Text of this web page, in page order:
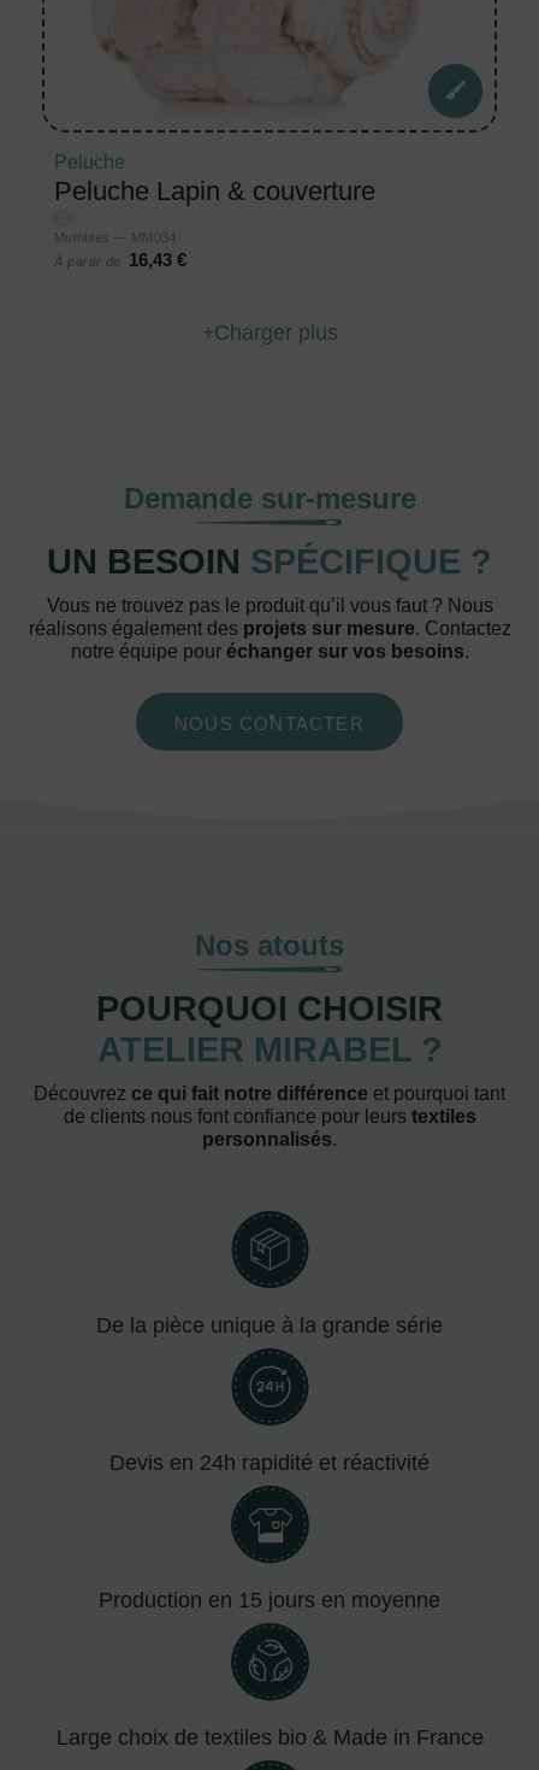
Peluche
Peluche Lapin & couverture
Mumbles — MM034
À partir de
16,43 €
Charger plus
Demande sur-mesure
UN BESOIN SPÉCIFIQUE ?
Vous ne trouvez pas le produit qu’il vous faut ? Nous
réalisons également des projets sur mesure. Contactez
notre équipe pour échanger sur vos besoins.
NOUS CONTACTER
Nos atouts
POURQUOI CHOISIR
ATELIER MIRABEL ?
Découvrez ce qui fait notre différence et pourquoi tant
de clients nous font confiance pour leurs textiles
personnalisés.
De la pièce unique à la grande série
Devis en 24h rapidité et réactivité
Production en 15 jours en moyenne
Large choix de textiles bio & Made in France